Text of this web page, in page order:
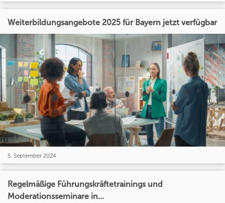
Weiterbildungsangebote 2025 für Bayern jetzt verfügbar
5. September 2024
Regelmäßige Führungskräftetrainings und
Moderationsseminare in...